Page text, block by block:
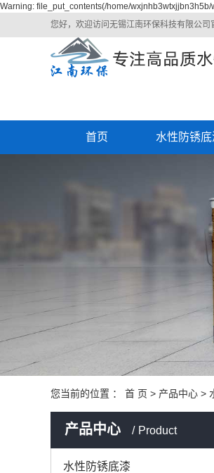
Warning: file_put_contents(/home/
您好，欢迎访问无锡江南环保科技有限公司
首页 水性防锈底
您当前的位置 ： 首 页 > 产品中心 >
产品中心 Product
水性防锈底漆